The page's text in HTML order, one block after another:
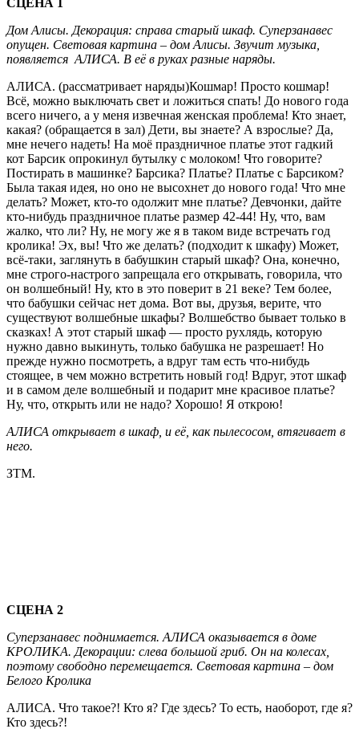
Дом Алисы. Декорация: справа старый шкаф. Суперзанавес
опущен. Световая картина – дом Алисы. Звучит музыка,
появляется АЛИСА. В её в руках разные наряды.
АЛИСА. (рассматривает наряды)Кошмар! Просто кошмар!
Всё, можно выключать свет и ложиться спать! До нового года
всего ничего, а у меня извечная женская проблема! Кто знает,
какая? (обращается в зал) Дети, вы знаете? А взрослые? Да,
мне нечего надеть! На моё праздничное платье этот гадкий
кот Барсик опрокинул бутылку с молоком! Что говорите?
Постирать в машинке? Барсика? Платье? Платье с Барсиком?
Была такая идея, но оно не высохнет до нового года! Что мне
делать? Может, кто-то одолжит мне платье? Девчонки, дайте
кто-нибудь праздничное платье размер 42-44! Ну, что, вам
жалко, что ли? Ну, не могу же я в таком виде встречать год
кролика! Эх, вы! Что же делать? (подходит к шкафу) Может,
всё-таки, заглянуть в бабушкин старый шкаф? Она, конечно,
мне строго-настрого запрещала его открывать, говорила, что
он волшебный! Ну, кто в это поверит в 21 веке? Тем более,
что бабушки сейчас нет дома. Вот вы, друзья, верите, что
существуют волшебные шкафы? Волшебство бывает только в
сказках! А этот старый шкаф — просто рухлядь, которую
нужно давно выкинуть, только бабушка не разрешает! Но
прежде нужно посмотреть, а вдруг там есть что-нибудь
стоящее, в чем можно встретить новый год! Вдруг, этот шкаф
и в самом деле волшебный и подарит мне красивое платье?
Ну, что, открыть или не надо? Хорошо! Я открою!
АЛИСА открывает в шкаф, и её, как пылесосом, втягивает в
него.
ЗТМ.
СЦЕНА 2
Суперзанавес поднимается. АЛИСА оказывается в доме
КРОЛИКА. Декорации: слева большой гриб. Он на колесах,
поэтому свободно перемещается. Световая картина – дом
Белого Кролика
АЛИСА. Что такое?! Кто я? Где здесь? То есть, наоборот, где я?
Кто здесь?!